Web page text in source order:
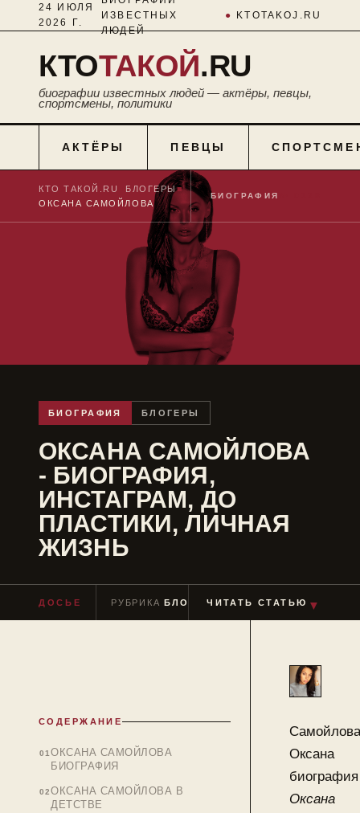
24 ИЮЛЯ
2026 Г.
ИЗВЕСТНЫХ
ЛЮДЕЙ
● KTOTAKOJ.RU
КТОТАКОЙ.RU
биографии известных людей — актёры, певцы,
спортсмены, политики
АКТЁРЫ ПЕВЦЫ
КТО ТАКОЙ.RU БЛОГЕРЫ■
ОКСАНА САМОЙЛОВА
БИОГРАФИЯ
БИОГРАФИЯ БЛОГЕРЫ
ОКСАНА САМОЙЛОВА
- БИОГРАФИЯ,
ИНСТАГРАМ, ДО
ПЛАСТИКИ, ЛИЧНАЯ
ЖИЗНЬ
ДОСЬЕ РУБРИКАБЛОГЕРЫ ЧТЕНИЕ≈ 5 МИН
ЧИТАТЬ СТАТЬЮ ▼
СОДЕРЖАНИЕ
ОКСАНА САМОЙЛОВА
БИОГРАФИЯ
ОКСАНА САМОЙЛОВА В
ДЕТСТВЕ
Самойлова
Оксана
биография
Оксана